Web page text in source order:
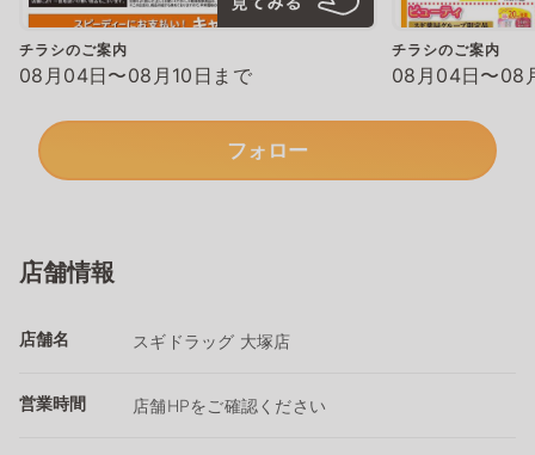
チラシのご案内
08月04日〜08月10日まで
チラシのご案内
08月04日〜08
フォロー
店舗情報
店舗名 スギドラッグ 大塚店
営業時間 店舗HPをご確認ください